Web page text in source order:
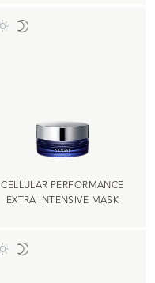
CELLULAR PERFORMANCE
EXTRA INTENSIVE MASK